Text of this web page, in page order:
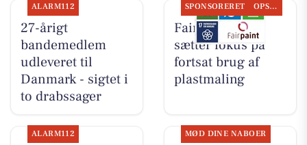
ALARM112
27-årigt
bandemedlem
udleveret til
Danmark - sigtet i
to drabssager
SPONSORERET OPSLAGSTAVLEN
Fairpaint ApS
sætter fokus på
fortsat brug af
plastmaling
ALARM112 MØD DINE NABOER